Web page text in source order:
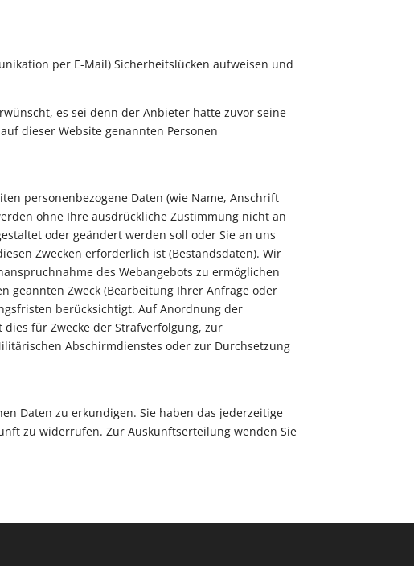
per E-Mail) Sicherheitslücken aufweisen und
es sei denn der Anbieter hatte zuvor seine
dieser Website genannten Personen
personenbezogene Daten (wie Name, Anschrift
ohne Ihre ausdrückliche Zustimmung nicht an
oder geändert werden soll oder Sie an uns
Zwecken erforderlich ist (Bestandsdaten). Wir
des Webangebots zu ermöglichen
geannten Zweck (Bearbeitung Ihrer Anfrage oder
berücksichtigt. Auf Anordnung der
für Zwecke der Strafverfolgung, zur
Abschirmdienstes oder zur Durchsetzung
Daten zu erkundigen. Sie haben das jederzeitige
zu widerrufen. Zur Auskunftserteilung wenden Sie